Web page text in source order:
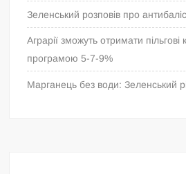
Зеленський розповів про
Аграрії зможуть отримати пільгові
програмою 5-7-9%
Марганець без води: Зеленський